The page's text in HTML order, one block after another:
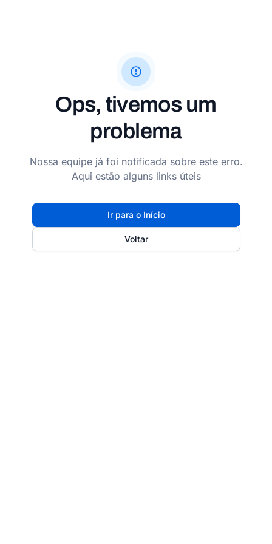
Ops, tivemos um
problema
Nossa equipe já foi notificada sobre este erro.
Aqui estão alguns links úteis
Ir para o Início
Voltar